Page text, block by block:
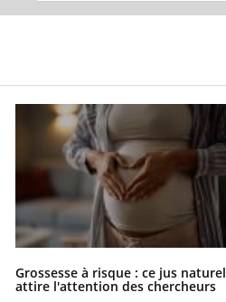
Grossesse à risque : ce jus naturel
attire l'attention des chercheurs